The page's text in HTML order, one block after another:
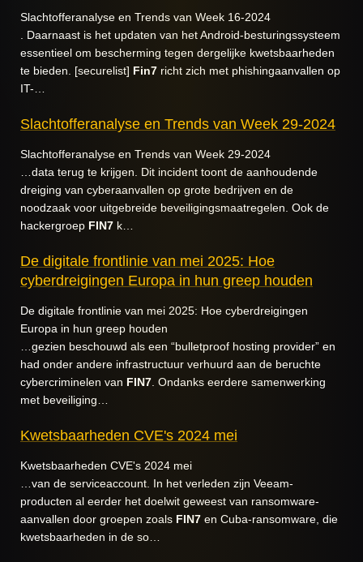
Slachtofferanalyse en Trends van Week 16-2024
. Daarnaast is het updaten van het Android-besturingssysteem
essentieel om bescherming tegen dergelijke kwetsbaarheden
te bieden. [securelist] Fin7 richt zich met phishingaanvallen op
IT-…
Slachtofferanalyse en Trends van Week 29-2024
Slachtofferanalyse en Trends van Week 29-2024
…data terug te krijgen. Dit incident toont de aanhoudende
dreiging van cyberaanvallen op grote bedrijven en de
noodzaak voor uitgebreide beveiligingsmaatregelen. Ook de
hackergroep FIN7 k…
De digitale frontlinie van mei 2025: Hoe
cyberdreigingen Europa in hun greep houden
De digitale frontlinie van mei 2025: Hoe cyberdreigingen
Europa in hun greep houden
…gezien beschouwd als een “bulletproof hosting provider” en
had onder andere infrastructuur verhuurd aan de beruchte
cybercriminelen van FIN7 . Ondanks eerdere samenwerking
met beveiliging…
Kwetsbaarheden CVE's 2024 mei
Kwetsbaarheden CVE's 2024 mei
…van de serviceaccount. In het verleden zijn Veeam-
producten al eerder het doelwit geweest van ransomware-
aanvallen door groepen zoals FIN7 en Cuba-ransomware, die
kwetsbaarheden in de so…